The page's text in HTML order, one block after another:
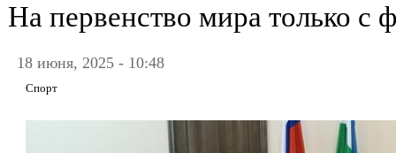
На первенство мира только с
18 июня, 2025 - 10:48
Спорт